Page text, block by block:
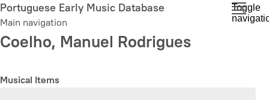
Skip
to
main
content
Portuguese Early Music Database
Main navigation
Toggle
Coelho, Manuel Rodrigues
Musical Items